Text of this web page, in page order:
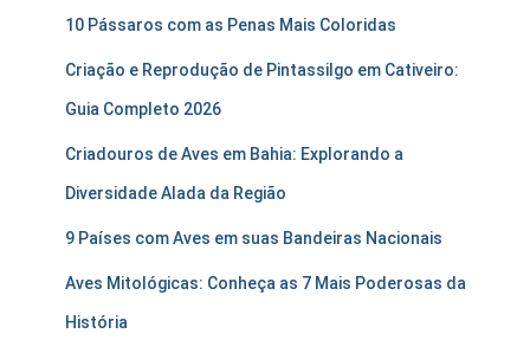
10 Pássaros com as Penas Mais Coloridas
Criação e Reprodução de Pintassilgo em Cativeiro:
Guia Completo 2026
Criadouros de Aves em Bahia: Explorando a
Diversidade Alada da Região
9 Países com Aves em suas Bandeiras Nacionais
Aves Mitológicas: Conheça as 7 Mais Poderosas da
História